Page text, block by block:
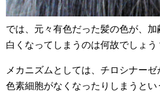
では、元々有色だった髪の色が、
白くなってしまうのは何故でしょう
メカニズムとしては、チロシナーゼ
色素細胞がなくなったりしまうと